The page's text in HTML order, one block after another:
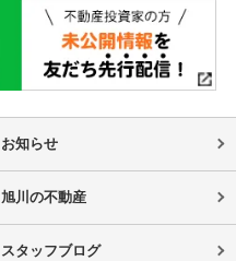
お知らせ
旭川の不動産
スタッフブログ